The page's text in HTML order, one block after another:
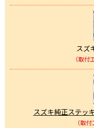
スズ
（取付
スズキ純正ステッ
（取